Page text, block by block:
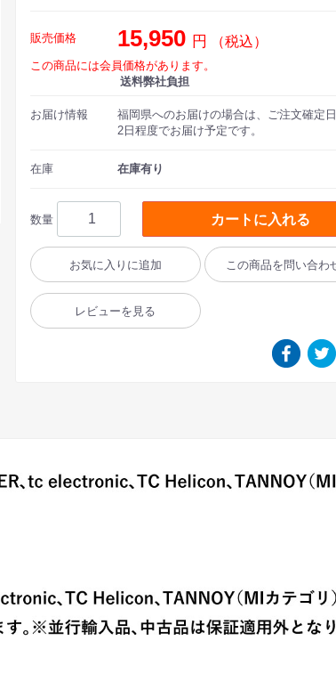
販売価格 15,950 円 （税込）
この商品には会員価格があります。
送料弊社負担
お届け情報
福岡県へのお届けの場合は、ご注文確定
2日程度でお届け予定です。
在庫 在庫有り
数量 カートに入れる
お気に入りに追加 この商品を問い合わ
レビューを見る